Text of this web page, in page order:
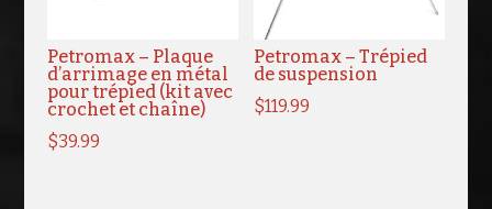
Petromax – Plaque
d’arrimage en métal
pour trépied (kit avec
crochet et chaîne)
$39.99
Petromax – Trépied
de suspension
$119.99